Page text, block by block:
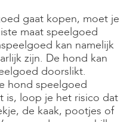
gaat kopen, moet je
maat speelgoed
kan namelijk
zijn. De hond kan
doorslikt.
hond speelgoed
is, loop je het risico dat
de kaak, pootjes of